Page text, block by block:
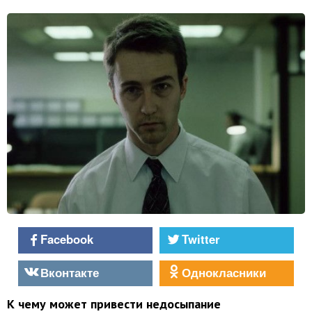
Facebook
Twitter
Вконтакте
Однокласники
К чему может привести недосыпание